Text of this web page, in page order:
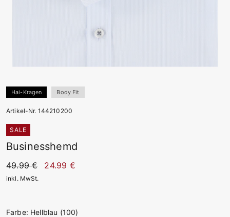
Hai-Kragen Body Fit
Artikel-Nr. 144210200
SALE
Businesshemd
49.99 € 24.99 €
inkl. MwSt.
Farbe: Hellblau (100)